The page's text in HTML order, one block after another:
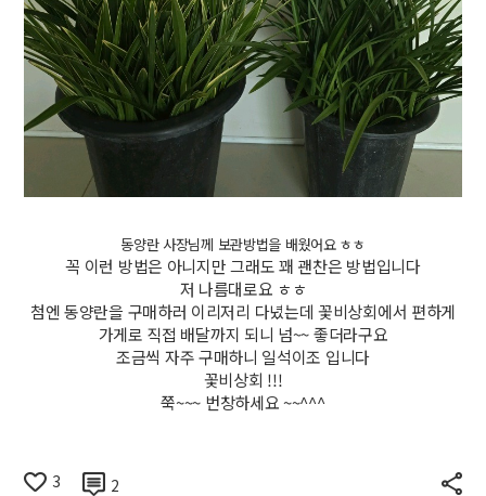
동양란 사장님께 보관방법을 배웠어요 ㅎㅎ
꼭 이런 방법은 아니지만 그래도 꽤 괜찬은 방법입니다
저 나름대로요 ㅎㅎ
첨엔 동양란을 구매하러 이리저리 다녔는데 꽃비상회에서 편하게
가게로 직접 배달까지 되니 넘~~ 좋더라구요
조금씩 자주 구매하니 일석이조 입니다
꽃비상회 !!!
쭉~~~ 번창하세요 ~~^^^
3 2